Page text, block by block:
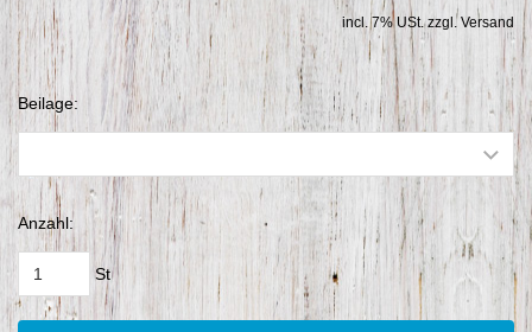
incl. 7% USt. zzgl. Versand
Beilage:
Anzahl:
St